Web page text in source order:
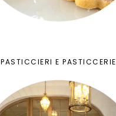
PASTICCIERI E PASTICCERIE